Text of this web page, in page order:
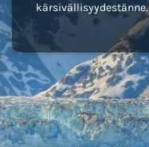
kärsivällisyydestänne.